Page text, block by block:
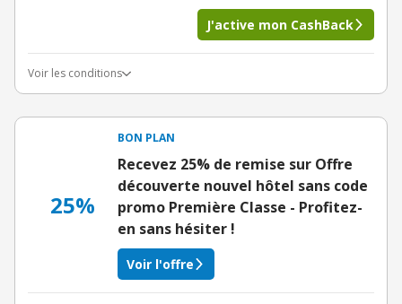
J'active mon CashBack
Voir les conditions
25%
BON PLAN
Recevez 25% de remise sur Offre
découverte nouvel hôtel sans code
promo Première Classe - Profitez-
en sans hésiter !
Voir l'offre